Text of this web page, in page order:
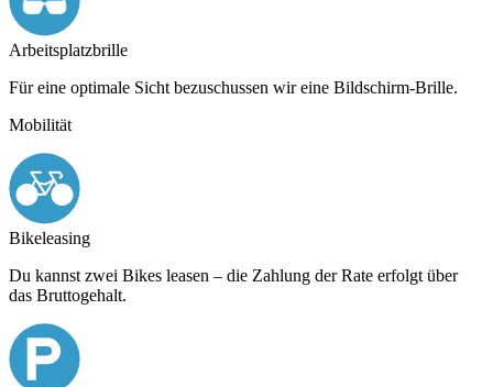
Arbeitsplatzbrille
Für eine optimale Sicht bezuschussen wir eine Bildschirm-Brille.
Mobilität
Bikeleasing
Du kannst zwei Bikes leasen – die Zahlung der Rate erfolgt über
das Bruttogehalt.